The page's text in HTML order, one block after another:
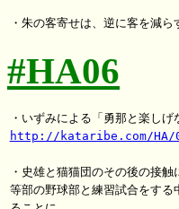
#HA06
http://kataribe.com/HA/
・史雄と猫猫団のその後の接
等部の野球部と練習試合をす